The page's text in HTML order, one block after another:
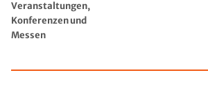
Veranstaltungen,
Konferenzen und
Messen